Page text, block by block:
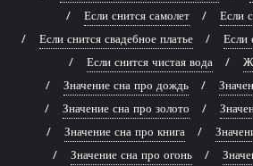
Если снится самолет
Если
Если снится свадебное платье
Если
Если снится чистая вода
Значение сна про дождь
Значение сна про золото
Значение сна про книга
Значение сна про огонь